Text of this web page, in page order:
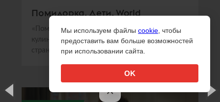
×
Помидорка. Дети. World
«Помидорка» и Sorry,Guys.Media создали
кулинарное шоу, в котором дети из разных
стран готовили национальные блюда
Мы используем файлы cookie , чтобы
предоставить вам больше возможностей
при использовании сайта.
OK